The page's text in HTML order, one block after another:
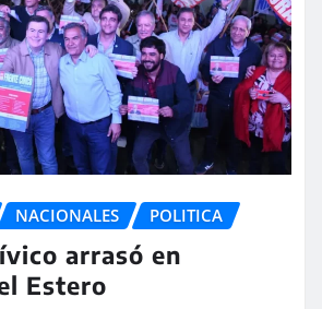
NACIONALES POLITICA
arrasó en
Estero